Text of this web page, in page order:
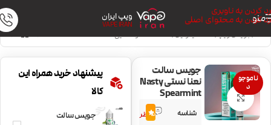
رد کردن به ناوبری
رد کردن به محتوای اصلی
منو ویپ ایران
VAPE IRAN
خانه/جویس ویپ/سالت نیکوتین/سالت خنک و نعنایی
ناموجو
د
بزرگنمایی تصویر
جویس سالت
نعنا نستی Nasty
Spearmint
شناسه
2
نظر5.0
پیشنهاد خرید همراه این
کالا
جویس سالت